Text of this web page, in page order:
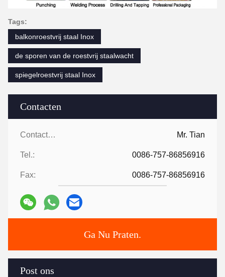
Contacten
Contacten: Mr. Tian
Tel.: 0086-757-86856916
Fax: 0086-757-86856916
Ga Nu Praten.
Post ons
Tags:
balkonroestvrij staal Inox
de sporen van de roestvrij staalwacht
spiegelroestvrij staal Inox